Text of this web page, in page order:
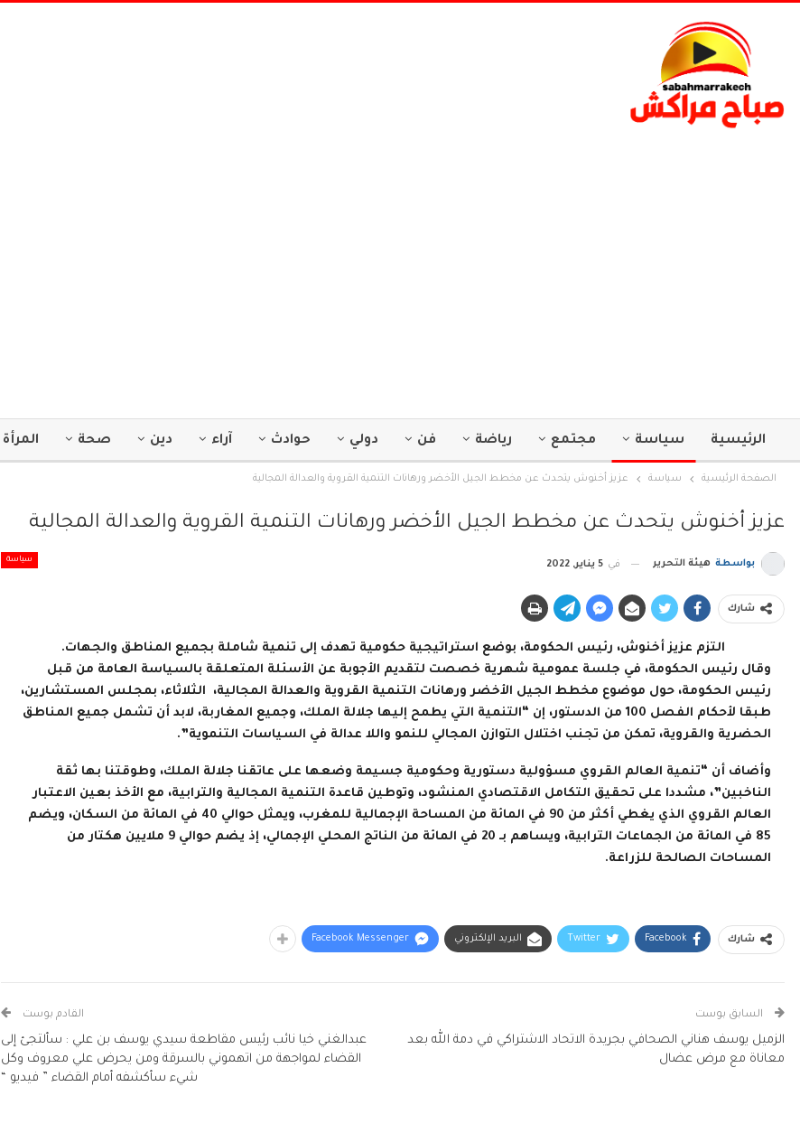
الرئيسية سياسة مجتمع رياضة فن دولي حوادث آراء دين صحة المرأة
الصفحة الرئيسية سياسة عزيز أخنوش يتحدث عن مخطط الجيل الأخضر ورهانات التنمية القروية والعدالة المجالية
عزيز أخنوش يتحدث عن مخطط الجيل الأخضر ورهانات التنمية القروية والعدالة المجالية
سياسة بواسطة هيئة التحرير في 5 يناير, 2022
شارك
التزم عزيز أخنوش، رئيس الحكومة، بوضع استراتيجية حكومية تهدف إلى تنمية شاملة بجميع المناطق والجهات.
وقال رئيس الحكومة، في جلسة عمومية شهرية خصصت لتقديم الأجوبة عن الأسئلة المتعلقة بالسياسة العامة من قبل
رئيس الحكومة، حول موضوع مخطط الجيل الأخضر ورهانات التنمية القروية والعدالة المجالية، الثلاثاء، بمجلس المستشارين،
طبقا لأحكام الفصل 100 من الدستور، إن “التنمية التي يطمح إليها جلالة الملك، وجميع المغاربة، لابد أن تشمل جميع المناطق
الحضرية والقروية، تمكن من تجنب اختلال التوازن المجالي للنمو واللا عدالة في السياسات التنموية”.
وأضاف أن “تنمية العالم القروي مسؤولية دستورية وحكومية جسيمة وضعها على عاتقنا جلالة الملك، وطوقتنا بها ثقة
الناخبين”، مشددا على تحقيق التكامل الاقتصادي المنشود، وتوطين قاعدة التنمية المجالية والترابية، مع الأخذ بعين الاعتبار
العالم القروي الذي يغطي أكثر من 90 في المائة من المساحة الإجمالية للمغرب، ويمثل حوالي 40 في المائة من السكان، ويضم
85 في المائة من الجماعات الترابية، ويساهم بـ 20 في المائة من الناتج المحلي الإجمالي، إذ يضم حوالي 9 ملايين هكتار من
المساحات الصالحة للزراعة.
شارك Facebook
Twitter البريد الإلكتروني Facebook Messenger
السابق بوست
الزميل يوسف هناني الصحافي بجريدة الاتحاد الاشتراكي في دمة الله بعد
معاناة مع مرض عضال
القادم بوست
عبدالغني خيا نائب رئيس مقاطعة سيدي يوسف بن علي : سألتجئ إلى
القضاء لمواجهة من اتهموني بالسرقة ومن يحرض علي معروف وكل
شيء سأكشفه أمام القضاء ” فيديو “